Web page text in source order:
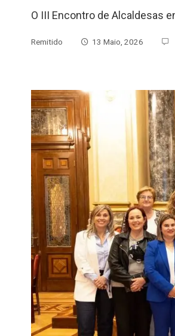
O III Encontro de Alcaldesas
Remitido 13 Maio, 2026